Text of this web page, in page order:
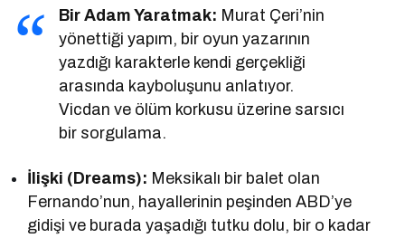
Bir Adam Yaratmak: Murat Çeri’nin
yönettiği yapım, bir oyun yazarının
yazdığı karakterle kendi gerçekliği
arasında kayboluşunu anlatıyor.
Vicdan ve ölüm korkusu üzerine sarsıcı
bir sorgulama.
İlişki (Dreams): Meksikalı bir balet olan
Fernando’nun, hayallerinin peşinden ABD’ye
gidişi ve burada yaşadığı tutku dolu, bir o kadar